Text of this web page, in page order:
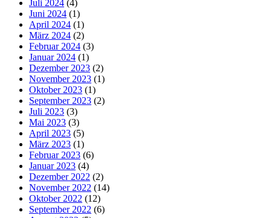
Juli 2024 (4)
Juni 2024 (1)
April 2024 (1)
März 2024 (2)
Februar 2024 (3)
Januar 2024 (1)
Dezember 2023 (2)
November 2023 (1)
Oktober 2023 (1)
September 2023 (2)
Juli 2023 (3)
Mai 2023 (3)
April 2023 (5)
März 2023 (1)
Februar 2023 (6)
Januar 2023 (4)
Dezember 2022 (2)
November 2022 (14)
Oktober 2022 (12)
September 2022 (6)